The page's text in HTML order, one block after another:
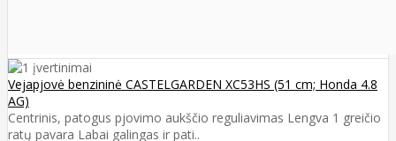
Vejapjovė benzininė CASTELGARDEN XC53HS (51 cm; Honda 4.8
AG)
Centrinis, patogus pjovimo aukščio reguliavimas Lengva 1 greičio
ratų pavara Labai galingas ir pati..